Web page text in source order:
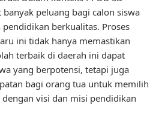
banyak peluang bagi calon siswa
berkualitas. Proses
ini tidak hanya memastikan
terbaik di daerah ini dapat
yang berpotensi, tetapi juga
bagi orang tua untuk memilih
visi dan misi pendidikan